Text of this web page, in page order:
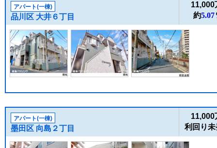
アパート(一棟)
品川区 大井６丁目
11,000
約5.07
アパート(一棟)
墨田区 向島２丁目
11,000
利回り